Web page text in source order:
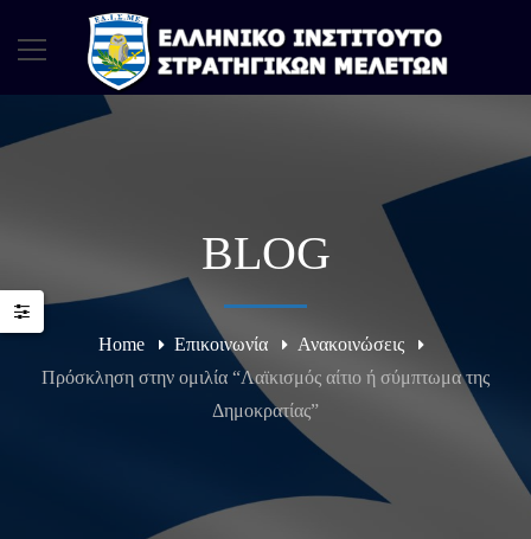
BLOG
Home Επικοινωνία
Ανακοινώσεις
Πρόσκληση στην ομιλία “Λαϊκισμός αίτιο ή σύμπτωμα της
Δημοκρατίας”